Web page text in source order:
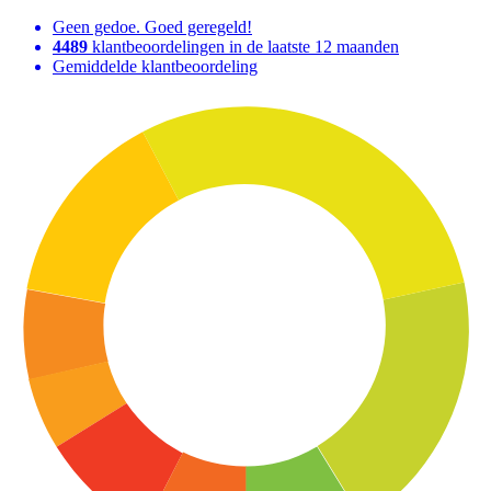
Geen gedoe. Goed geregeld!
4489 klantbeoordelingen in de laatste 12 maanden
Gemiddelde klantbeoordeling